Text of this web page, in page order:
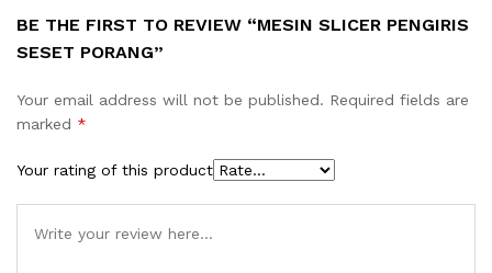
BE THE FIRST TO REVIEW “MESIN SLICER PENGIRIS
SESET PORANG”
Your email address will not be published. Required fields are
marked *
Your rating of this product